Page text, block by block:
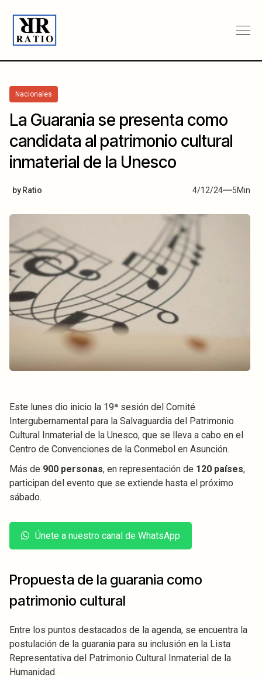
Nacionales
La Guarania se presenta como
candidata al patrimonio cultural
inmaterial de la Unesco
by Ratio 4/12/24 5Min
Este lunes dio inicio la 19ª sesión del Comité
Intergubernamental para la Salvaguardia del Patrimonio
Cultural Inmaterial de la Unesco, que se lleva a cabo en el
Centro de Convenciones de la Conmebol en Asunción.
Más de 900 personas, en representación de 120 países,
participan del evento que se extiende hasta el próximo
sábado.
Únete a nuestro canal de WhatsApp
Propuesta de la guarania como
patrimonio cultural
Entre los puntos destacados de la agenda, se encuentra la
postulación de la guarania para su inclusión en la Lista
Representativa del Patrimonio Cultural Inmaterial de la
Humanidad.